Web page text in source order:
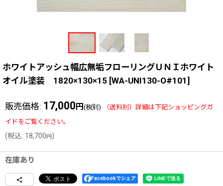
ホワイトアッシュ幅広無垢フローリングＵＮＩホワイト
オイル塗装 1820×130×15 [WA-UNI130-O#101]
販売価格: 17,000 円 (税別)
(税込: 18,700円)
在庫あり
Facebookでシェア